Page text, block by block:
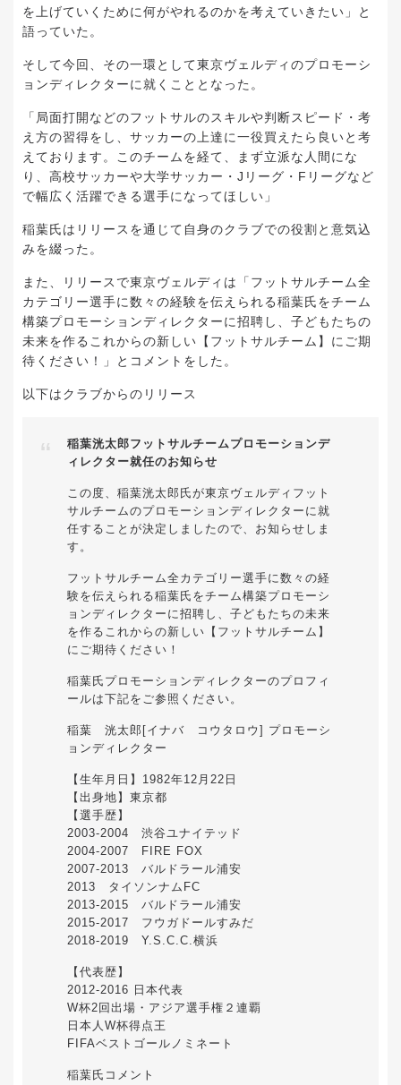
を上げていくために何がやれるのかを考えていきたい」と
語っていた。
そして今回、その一環として東京ヴェルディのプロモーシ
ョンディレクターに就くこととなった。
「局面打開などのフットサルのスキルや判断スピード・考
え方の習得をし、サッカーの上達に一役買えたら良いと考
えております。このチームを経て、まず立派な人間にな
り、高校サッカーや大学サッカー・Jリーグ・Fリーグなど
で幅広く活躍できる選手になってほしい」
稲葉氏はリリースを通じて自身のクラブでの役割と意気込
みを綴った。
また、リリースで東京ヴェルディは「フットサルチーム全
カテゴリー選手に数々の経験を伝えられる稲葉氏をチーム
構築プロモーションディレクターに招聘し、子どもたちの
未来を作るこれからの新しい【フットサルチーム】にご期
待ください！」とコメントをした。
以下はクラブからのリリース
稲葉洸太郎フットサルチームプロモーションデ
ィレクター就任のお知らせ
この度、稲葉洸太郎氏が東京ヴェルディフット
サルチームのプロモーションディレクターに就
任することが決定しましたので、お知らせしま
す。
フットサルチーム全カテゴリー選手に数々の経
験を伝えられる稲葉氏をチーム構築プロモーシ
ョンディレクターに招聘し、子どもたちの未来
を作るこれからの新しい【フットサルチーム】
にご期待ください！
稲葉氏プロモーションディレクターのプロフィ
ールは下記をご参照ください。
稲葉 洸太郎[イナバ コウタロウ] プロモーシ
ョンディレクター
【生年月日】1982年12月22日
【出身地】東京都
【選手歴】
2003-2004 渋谷ユナイテッド
2004-2007 FIRE FOX
2007-2013 バルドラール浦安
2013 タイソンナムFC
2013-2015 バルドラール浦安
2015-2017 フウガドールすみだ
2018-2019 Y.S.C.C.横浜
【代表歴】
2012-2016 日本代表
W杯2回出場・アジア選手権２連覇
日本人W杯得点王
FIFAベストゴールノミネート
稲葉氏コメント